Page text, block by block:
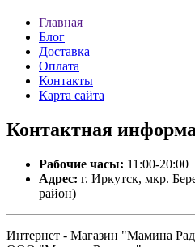
Главная
Блог
Доставка
Оплата
Контакты
Карта сайта
Контактная
Рабочие часы: 11:00-20:00
Адрес: г. Иркутск, мкр.
район)
Интернет - Магазин "Мамина